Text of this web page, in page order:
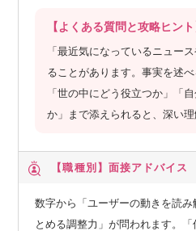
【よくある質問と攻略ヒント
「最近気になっているニュー
ることがあります。事実を述
「世の中にどう役立つか」「
か」まで添えられると、深い理
【職種別】 面接アドバイス
数字から「ユーザーの動きを読
とめる調整力」が問われます。